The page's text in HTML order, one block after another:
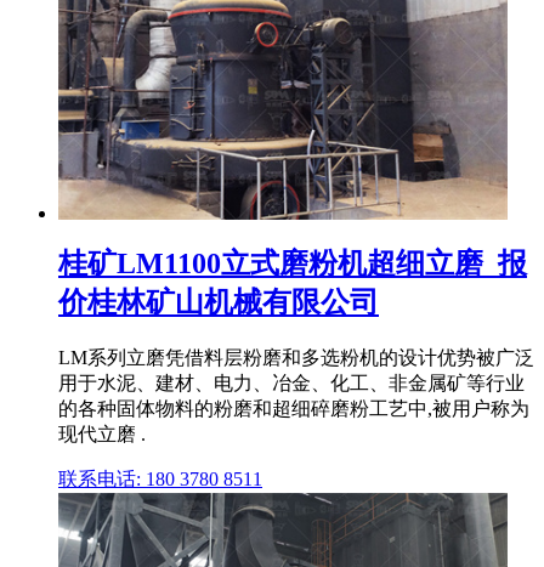
桂矿LM1100立式磨粉机超细立磨_报
价桂林矿山机械有限公司
LM系列立磨凭借料层粉磨和多选粉机的设计优势被广泛
用于水泥、建材、电力、冶金、化工、非金属矿等行业
的各种固体物料的粉磨和超细碎磨粉工艺中,被用户称为
现代立磨 .
联系电话: 180 3780 8511